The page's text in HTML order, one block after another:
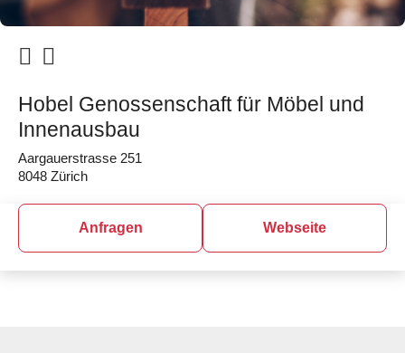
Hobel Genossenschaft für Möbel und
Innenausbau
Aargauerstrasse 251
8048 Zürich
Anfragen Webseite